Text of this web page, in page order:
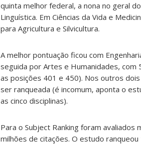
quinta melhor federal, a nona no geral
Linguística. Em Ciências da Vida e
para Agricultura e Silvicultura.
A melhor pontuação ficou com
seguida por Artes e Humanidades, com
as posições 401 e 450). Nos outros
ser ranqueada (é incomum, aponta o
as cinco disciplinas).
Para o Subject Ranking foram
milhões de citações. O estudo